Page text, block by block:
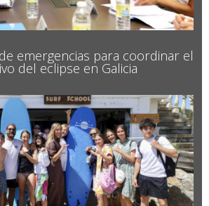
emergencias para coordinar el
del eclipse en Galicia